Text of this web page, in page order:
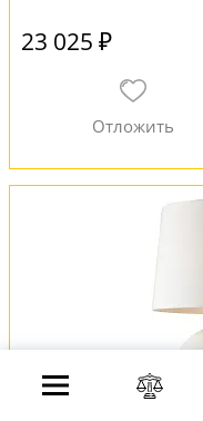
23 025 ₽